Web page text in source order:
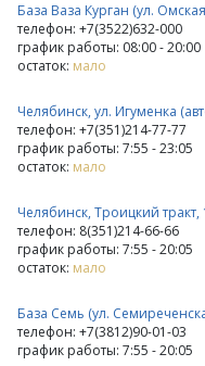
База Ваза Курган (ул.
телефон: +7(3522)632-000
график работы: 08:00 - 20:00
остаток: мало
Челябинск, ул. Игуменка
телефон: +7(351)214-77-77
график работы: 7:55 - 23:05
остаток: мало
Челябинск, Троицкий тракт,
телефон: 8(351)214-66-66
график работы: 7:55 - 20:05
остаток: мало
База Семь (ул.
телефон: +7(3812)90-01-03
график работы: 7:55 - 20:05